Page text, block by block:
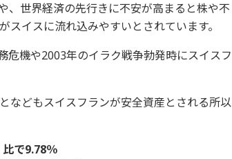
、世界経済の先行きに不安が高まると株や不
イスに流れ込みやすいとされています。
機や2003年のイラク戦争勃発時にスイスフ
などもスイスフランが安全資産とされる所以
で9.78％